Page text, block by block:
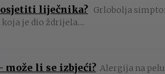
liječnika? Grlobolja
je dio ždrijela....
može li se izbjeći? Alergija na